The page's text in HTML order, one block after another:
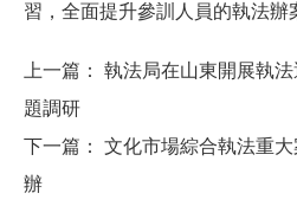
習，全面提升參訓人員的執法辦
上一篇： 執法局在山東開展執
題調研
下一篇： 文化市場綜合執法重
辦